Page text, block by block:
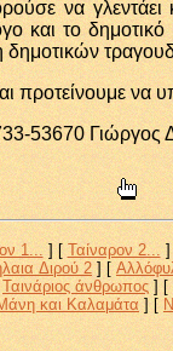
να γλεντάει
και το
δημοτικών
να
53670 Γιώργος
1... ] [ Ταίναρον 2...]
Διρού 2 ] [
Ταινάριος άνθρωπος] [
και Καλαμάτα ] [